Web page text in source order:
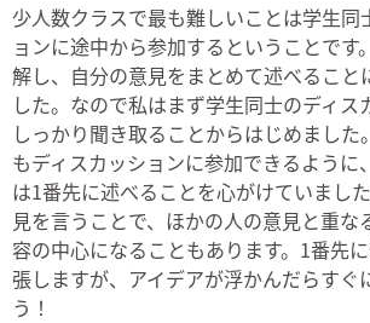
少人数クラスで最も難しいことは学生同
ョンに途中から参加するということです
解し、自分の意見をまとめて述べること
した。なので私はまず学生同士のディス
しっかり聞き取ることからはじめました
もディスカッションに参加できるように
は1番先に述べることを心がけていまし
見を言うことで、ほかの人の意見と重な
容の中心になることもあります。1番先
張しますが、アイデアが浮かんだらすぐ
う！